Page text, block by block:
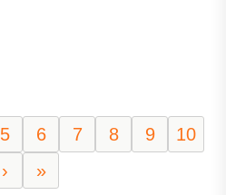
5 6 7 8 9
10
›
»